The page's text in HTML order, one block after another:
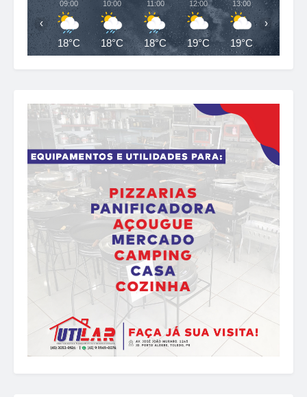
09:00
18°C
10:00
18°C
11:00
18°C
12:00
19°C
13:00
19°C
14:00
20°C
‹ ›